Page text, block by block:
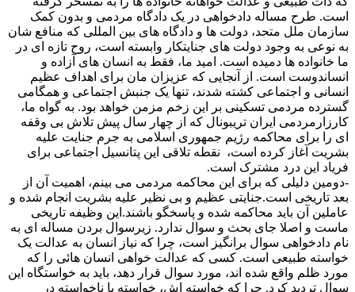
است. طرح مساله دادخواهی در یک دادگاه مردمی و بدون کمک
سازمان ملل متحد، دولت ها و دادگاه های بین المللی که منافع شان
به نوعی به وجود دولت های جنایتکار وابسته است، روح تازه ای در
ما خانواده ها دمیده است. امید ما، فقط به انسان های آزاده و
انساندوست است. از آنجایی که عزیزان مان برای اهداف عظیم
انسانی و اجتماعی کشته شدند، تنها یک جنبش اجتماعی و همگامی
گسترده مردمی تسکینی بر این زخم مزمن خواهد بود. به گواه ما،
کارزارمردمی ایران تریبونال که از چهار سال پیش تلاش بی وقفه
ای را برای محاکمه رژیم جمهوری اسلامی به جرم جنایت علیه
بشریت آغاز کرده است، نقطه تلاقی این پتانسیل اجتماعی برای
فریاد این درد مشترک است.
-دومین دلیلی که برای این محاکمه مردمی می بینم، اهمیت آن از
بعد تاریخی است.جنایتی عظیم و بی نظیر علیه بشریت انجام شده و
عاملین آن باید محاکمه شده و پاسخگو باشند.این وظیفه تاریخی
ماست و اصلا جای بحث و سوال ندارد. زیرسوال بردن مساله ای به
نام دادخواهی سوال برانگیز است، چرا که نیاز انسان به عدالت یک
خواسته طبیعی است. کسی که عدالت خواهی انسان هائی را که
مورد ظلم واقع شده اند، مورد سوال قرار دهد، باید به خواستگاه این
سوال تردید کرد. چرا که خواسته اش، خواسته یا ناخواسته در